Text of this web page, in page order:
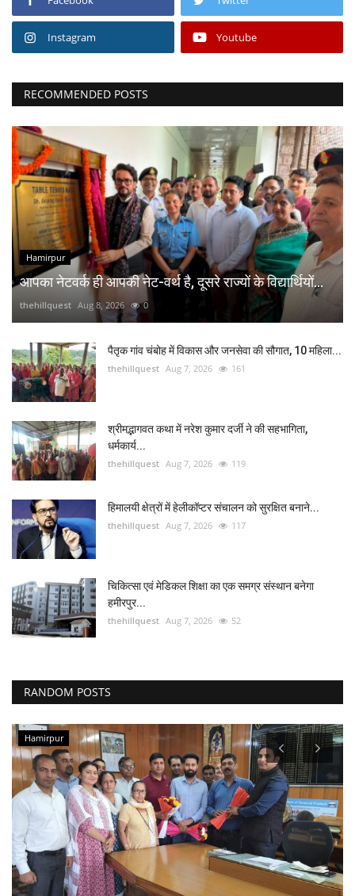
Instagram Youtube
RECOMMENDED POSTS
Hamirpur
आपका नेटवर्क ही आपकी नेट-वर्थ है, दूसरे राज्यों के विद्यार्थियों...
thehillquest Aug 8, 2026 0
पैतृक गांव चंबोह में विकास और जनसेवा की सौगात, 10 महिला...
thehillquest Aug 7, 2026 161
श्रीमद्भागवत कथा में नरेश कुमार दर्जी ने की सहभागिता,
धर्मकार्य...
thehillquest Aug 7, 2026 119
हिमालयी क्षेत्रों में हेलीकॉप्टर संचालन को सुरक्षित बनाने...
thehillquest Aug 7, 2026 117
चिकित्सा एवं मेडिकल शिक्षा का एक समग्र संस्थान बनेगा
हमीरपुर...
thehillquest Aug 7, 2026 52
RANDOM POSTS
Hamirpur